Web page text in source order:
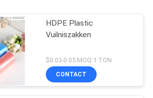
HDPE Plastic
Vuilniszakken
$0.03-0.05 MOQ:1 TON
CONTACT